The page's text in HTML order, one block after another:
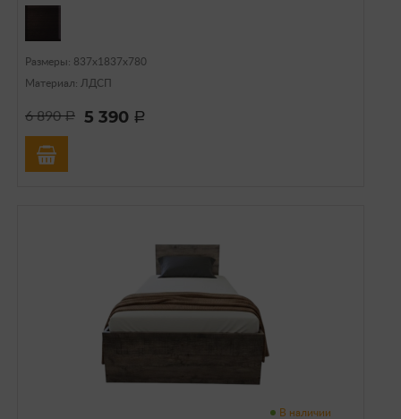
Размеры: 837х1837х780
Материал: ЛДСП
6 890a 5 390 a
В наличии